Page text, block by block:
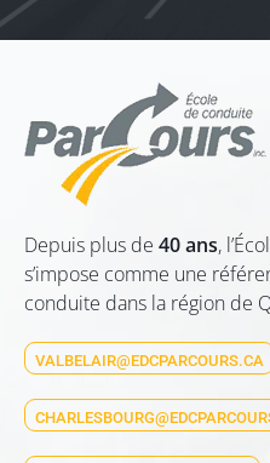
Depuis plus de 40 ans,
s’impose comme une
conduite dans la région de
VALBELAIR@EDCPARCOURS.CA